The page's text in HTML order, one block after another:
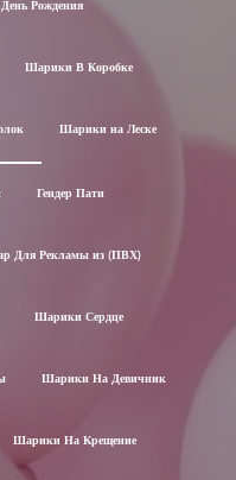
Рождения
Шарики В Коробке
Шарики на Леске
Гендер Пати
Для Рекламы из (ПВХ)
Шарики Сердце
Шарики На Девичник
Шарики На Крещение